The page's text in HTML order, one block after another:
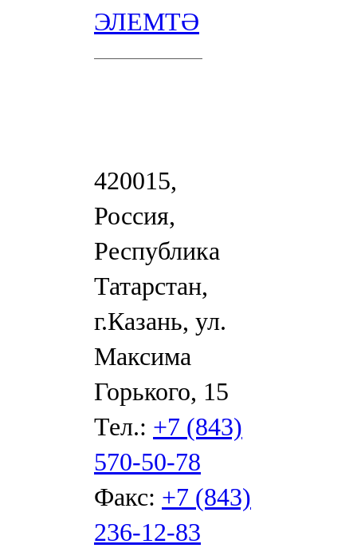
ЭЛЕМТӘ
420015,
Россия,
Республика
Татарстан,
г.Казань, ул.
Максима
Горького, 15
Тел.: +7 (843)
570-50-78
Факс: +7 (843)
236-12-83